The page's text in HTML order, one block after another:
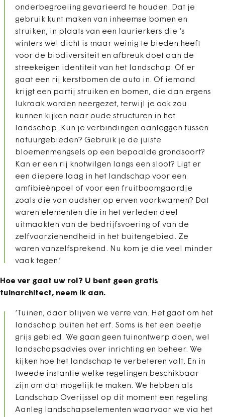
onderbegroeiing gevarieerd te houden. Dat je
gebruik kunt maken van inheemse bomen en
struiken, in plaats van een laurierkers die ‘s
winters wel dicht is maar weinig te bieden heeft
voor de biodiversiteit en afbreuk doet aan de
streekeigen identiteit van het landschap. Of er
gaat een rij kerstbomen de auto in. Of iemand
krijgt een partij struiken en bomen, die dan ergens
lukraak worden neergezet, terwijl je ook zou
kunnen kijken naar oude structuren in het
landschap. Kun je verbindingen aanleggen tussen
natuurgebieden? Gebruik je de juiste
bloemenmengsels op een bepaalde grondsoort?
Kan er een rij knotwilgen langs een sloot? Ligt er
een diepere laag in het landschap voor een
amfibieënpoel of voor een fruitboomgaardje
zoals die van oudsher op erven voorkwamen? Dat
waren elementen die in het verleden deel
uitmaakten van de bedrijfsvoering of van de
zelfvoorzienendheid in het buitengebied. Ze
waren vanzelfsprekend. Nu kom je die veel minder
vaak tegen.’
Hoe ver gaat uw rol? U bent geen gratis
tuinarchitect, neem ik aan.
‘Tuinen, daar blijven we verre van. Het gaat om het
landschap buiten het erf. Soms is het een beetje
grijs gebied. We gaan geen tuinontwerp doen, wel
landschapsadvies over inrichting en beheer. We
kijken hoe het landschap te verbeteren valt. En in
tweede instantie welke regelingen beschikbaar
zijn om dat mogelijk te maken. We hebben als
Landschap Overijssel op dit moment een regeling
Aanleg landschapselementen waarvoor we via het